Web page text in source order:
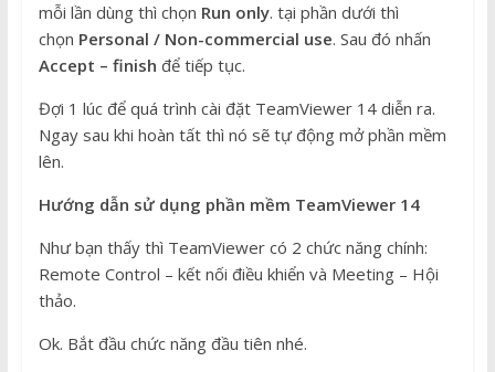
mỗi lần dùng thì chọn Run only. tại phần dưới thì
chọn Personal / Non-commercial use. Sau đó nhấn
Accept – finish để tiếp tục.
Đợi 1 lúc để quá trình cài đặt TeamViewer 14 diễn ra.
Ngay sau khi hoàn tất thì nó sẽ tự động mở phần mềm
lên.
Hướng dẫn sử dụng phần mềm TeamViewer 14
Như bạn thấy thì TeamViewer có 2 chức năng chính:
Remote Control – kết nối điều khiển và Meeting – Hội
thảo.
Ok. Bắt đầu chức năng đầu tiên nhé.